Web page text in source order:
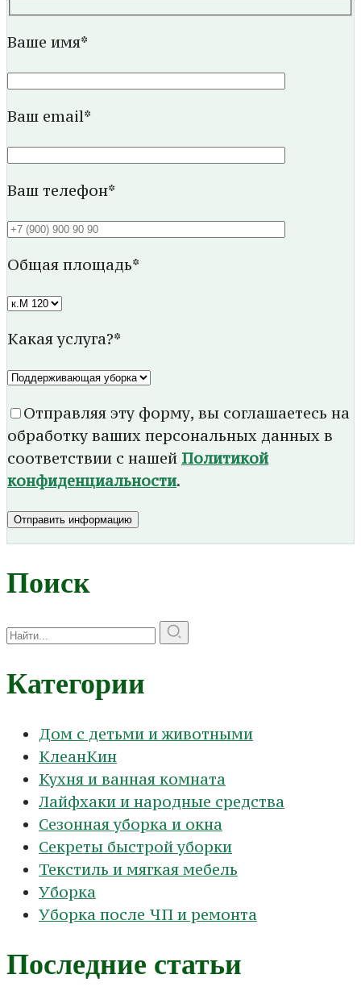
Ваше имя*
Ваш email*
Ваш телефон*
Общая площадь*
Какая услуга?*
Отправляя эту форму, вы соглашаетесь на
обработку ваших персональных данных в
соответствии с нашей Политикой
конфиденциальности.
Отправить информацию
Поиск
Категории
Дом с детьми и животными
КлеанКин
Кухня и ванная комната
Лайфхаки и народные средства
Сезонная уборка и окна
Секреты быстрой уборки
Текстиль и мягкая мебель
Уборка
Уборка после ЧП и ремонта
Последние статьи